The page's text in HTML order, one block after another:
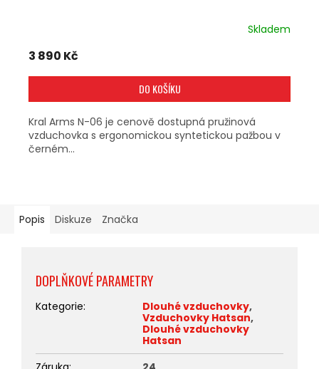
Skladem
3 890 Kč
DO KOŠÍKU
Kral Arms N-06 je cenově dostupná pružinová
vzduchovka s ergonomickou syntetickou pažbou v
černém...
Popis Diskuze Značka
DOPLŇKOVÉ PARAMETRY
Kategorie: Dlouhé vzduchovky,
Vzduchovky Hatsan,
Dlouhé vzduchovky
Hatsan